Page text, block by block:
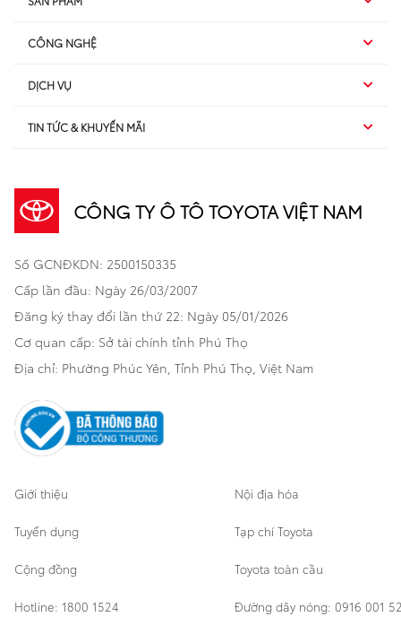
Hybrid EV
SUV
Sedan
Bán tải
Hatchback
Thương mại
Khách hàng dự án
CÔNG NGHỆ
Hybrid
TSS
DỊCH VỤ
Dịch vụ sau bán hàng
Bảo hiểm Toyota
Xe đã qua sử dụng
Bảo hành mở rộng
Cơ sở bảo hành bảo dưỡng
TIN TỨC & KHUYẾN MÃI
Khuyến mãi
Xã hội
Thông tin bổ trợ
Thông tin khác
CÔNG TY Ô TÔ TOYOTA VIỆT NAM
Số GCNĐKDN: 2500150335
Cấp lần đầu: Ngày 26/03/2007
Đăng ký thay đổi lần thứ 22: Ngày 05/01/2026
Cơ quan cấp: Sở tài chính tỉnh Phú Thọ
Địa chỉ: Phường Phúc Yên, Tỉnh Phú Thọ, Việt Nam
Giới thiệu Nội địa hóa
Tuyển dụng Tạp chí Toyota
Cộng đồng Toyota toàn cầu
Hotline: 1800 1524 Đường dây nóng: 0916 001